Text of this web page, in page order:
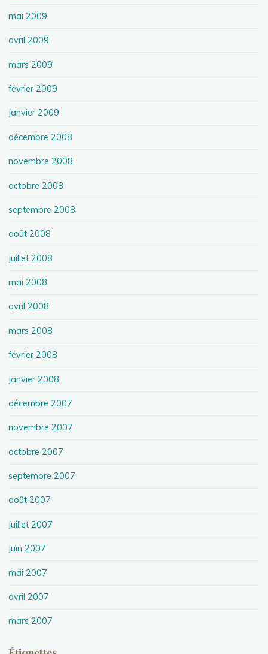
mai 2009
avril 2009
mars 2009
février 2009
janvier 2009
décembre 2008
novembre 2008
octobre 2008
septembre 2008
août 2008
juillet 2008
mai 2008
avril 2008
mars 2008
février 2008
janvier 2008
décembre 2007
novembre 2007
octobre 2007
septembre 2007
août 2007
juillet 2007
juin 2007
mai 2007
avril 2007
mars 2007